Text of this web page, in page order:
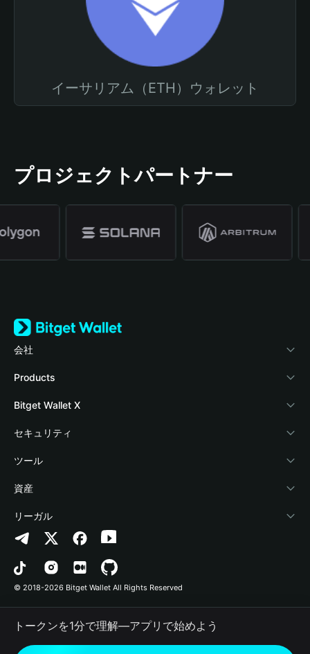
イーサリアム（ETH）ウォレット
プロジェクトパートナー
会社
Bitget Walletについて
ブログ
アカデミー
暗号資産ニュース
Help Center
お問い合わせ
ブランドリソース
キャリア
Products
Crypto Card
Stablecoin Earn
Payfi Crypto
Crypto Swap API
Altcoin Season Index
Prediction Markets
DApp
RWA
Bitget Wallet X
デベロッパー
ウォレットを接続
Bitget Wallet Pay
プロジェクトを掲載
セキュリティ
保護基金
セキュリティ技術
ツール
暗号資産を購入
認証検出
コントラクト検出
一括送金
資産
Arbitrum
Avalanche
Bitcoin
Polygon
リーガル
プライバシーポリシー
利用規約
© 2018-2026 Bitget Wallet All Rights Reserved
トークンを1分で理解―アプリで始めよう